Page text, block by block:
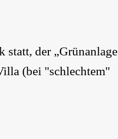
statt, der „Grünanlage
(bei "schlechtem"